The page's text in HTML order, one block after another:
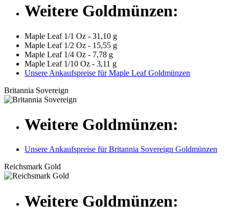
Weitere Goldmünzen:
Maple Leaf 1/1 Oz - 31,10 g
Maple Leaf 1/2 Oz - 15,55 g
Maple Leaf 1/4 Oz - 7,78 g
Maple Leaf 1/10 Oz - 3,11 g
Unsere Ankaufspreise für Maple Leaf Goldmünzen
Britannia Sovereign
Weitere Goldmünzen:
Unsere Ankaufspreise für Britannia Sovereign Goldmünzen
Reichsmark Gold
Weitere Goldmünzen: